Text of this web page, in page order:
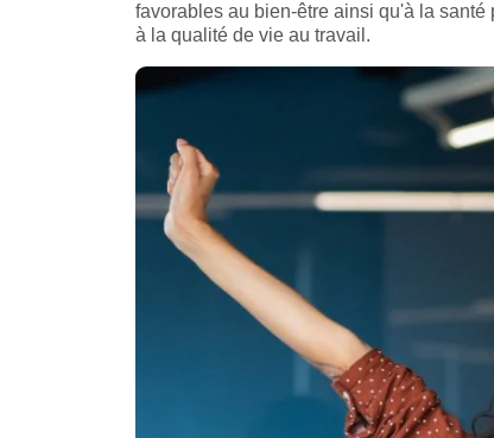
favorables au bien-être ainsi qu'à la
à la qualité de vie au travail.